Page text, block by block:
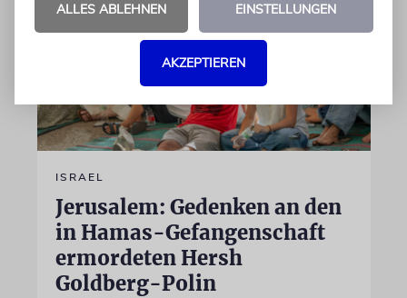
ISRAEL
Jerusalem: Gedenken an den
in Hamas-Gefangenschaft
ermordeten Hersh
Goldberg-Polin
ALLES ABLEHNEN EINSTELLUNGEN
AKZEPTIEREN